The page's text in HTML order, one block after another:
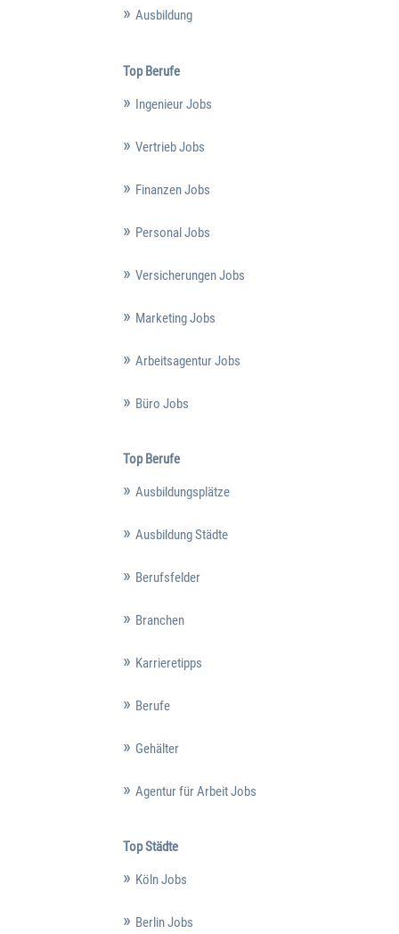
Ausbildung
Top Berufe
Ingenieur Jobs
Vertrieb Jobs
Finanzen Jobs
Personal Jobs
Versicherungen Jobs
Marketing Jobs
Arbeitsagentur Jobs
Büro Jobs
Top Berufe
Ausbildungsplätze
Ausbildung Städte
Berufsfelder
Branchen
Karrieretipps
Berufe
Gehälter
Agentur für Arbeit Jobs
Top Städte
Köln Jobs
Berlin Jobs